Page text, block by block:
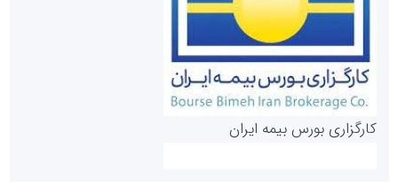
کارگزاری بورس بیمه ایران